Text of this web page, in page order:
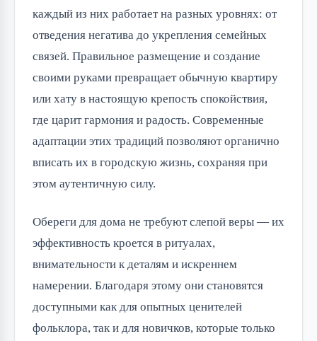
каждый из них работает на разных уровнях: от
отведения негатива до укрепления семейных
связей. Правильное размещение и создание
своими руками превращает обычную квартиру
или хату в настоящую крепость спокойствия,
где царит гармония и радость. Современные
адаптации этих традиций позволяют органично
вписать их в городскую жизнь, сохраняя при
этом аутентичную силу.
Обереги для дома не требуют слепой веры — их
эффективность кроется в ритуалах,
внимательности к деталям и искреннем
намерении. Благодаря этому они становятся
доступными как для опытных ценителей
фольклора, так и для новичков, которые только